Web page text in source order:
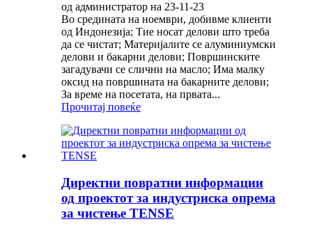
од администратор на 23-11-23
Во средината на ноември, добивме клиенти
од Индонезија; Тие носат делови што треба
да се чистат; Материјалите се алуминиумски
делови и бакарни делови; Површинските
загадувачи се слични на масло; Има малку
оксид на површината на бакарните делови;
За време на посетата, на првата...
Прочитај повеќе
Директни повратни информации
од проектот за индустриска опрема
за чистење TENSE